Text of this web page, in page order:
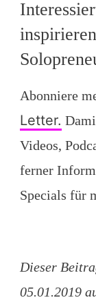
Abonniere
Letter.
Videos,
ferner
Specials für
Dieser
05.01.2019